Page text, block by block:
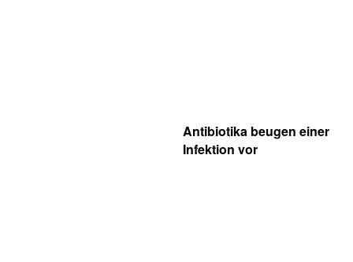
Antibiotika beugen einer
Infektion vor